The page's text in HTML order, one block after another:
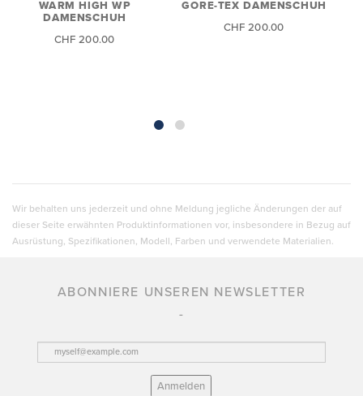
WARM HIGH WP
DAMENSCHUH
CHF 200.00
GORE-TEX DAMENSCHUH
CHF 200.00
Wir behalten uns jederzeit und ohne Meldung jegliche Änderungen der auf
dieser Seite erwähnten Produktinformationen vor, insbesondere in Bezug auf
Ausrüstung, Spezifikationen, Modell, Farben und verwendete Materialien.
ABONNIERE UNSEREN NEWSLETTER
Anmelden